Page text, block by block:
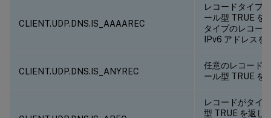
CLIENT.UDP.DNS.IS_AAAAREC
レコードタイプ
ール型 TRUE を
タイプのレコー
IPv6 アドレスを
CLIENT.UDP.DNS.IS_ANYREC
任意のレコード
ール型 TRUE を
レコードがタイ
型 TRUE を返し